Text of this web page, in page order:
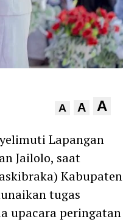
A A A
Lapangan
Jailolo, saat
Kabupaten
tugas
upacara peringatan